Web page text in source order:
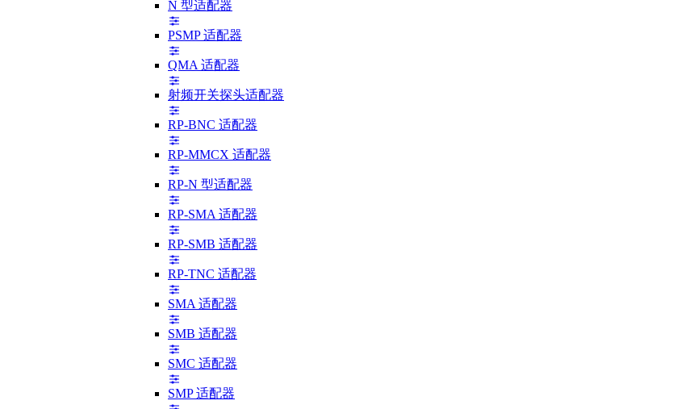
N 型适配器
PSMP 适配器
QMA 适配器
射频开关探头适配器
RP-BNC 适配器
RP-MMCX 适配器
RP-N 型适配器
RP-SMA 适配器
RP-SMB 适配器
RP-TNC 适配器
SMA 适配器
SMB 适配器
SMC 适配器
SMP 适配器